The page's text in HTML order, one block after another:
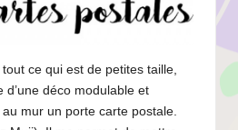
ce qui est de petites taille,
d’une déco modulable et
mur un porte carte postale.